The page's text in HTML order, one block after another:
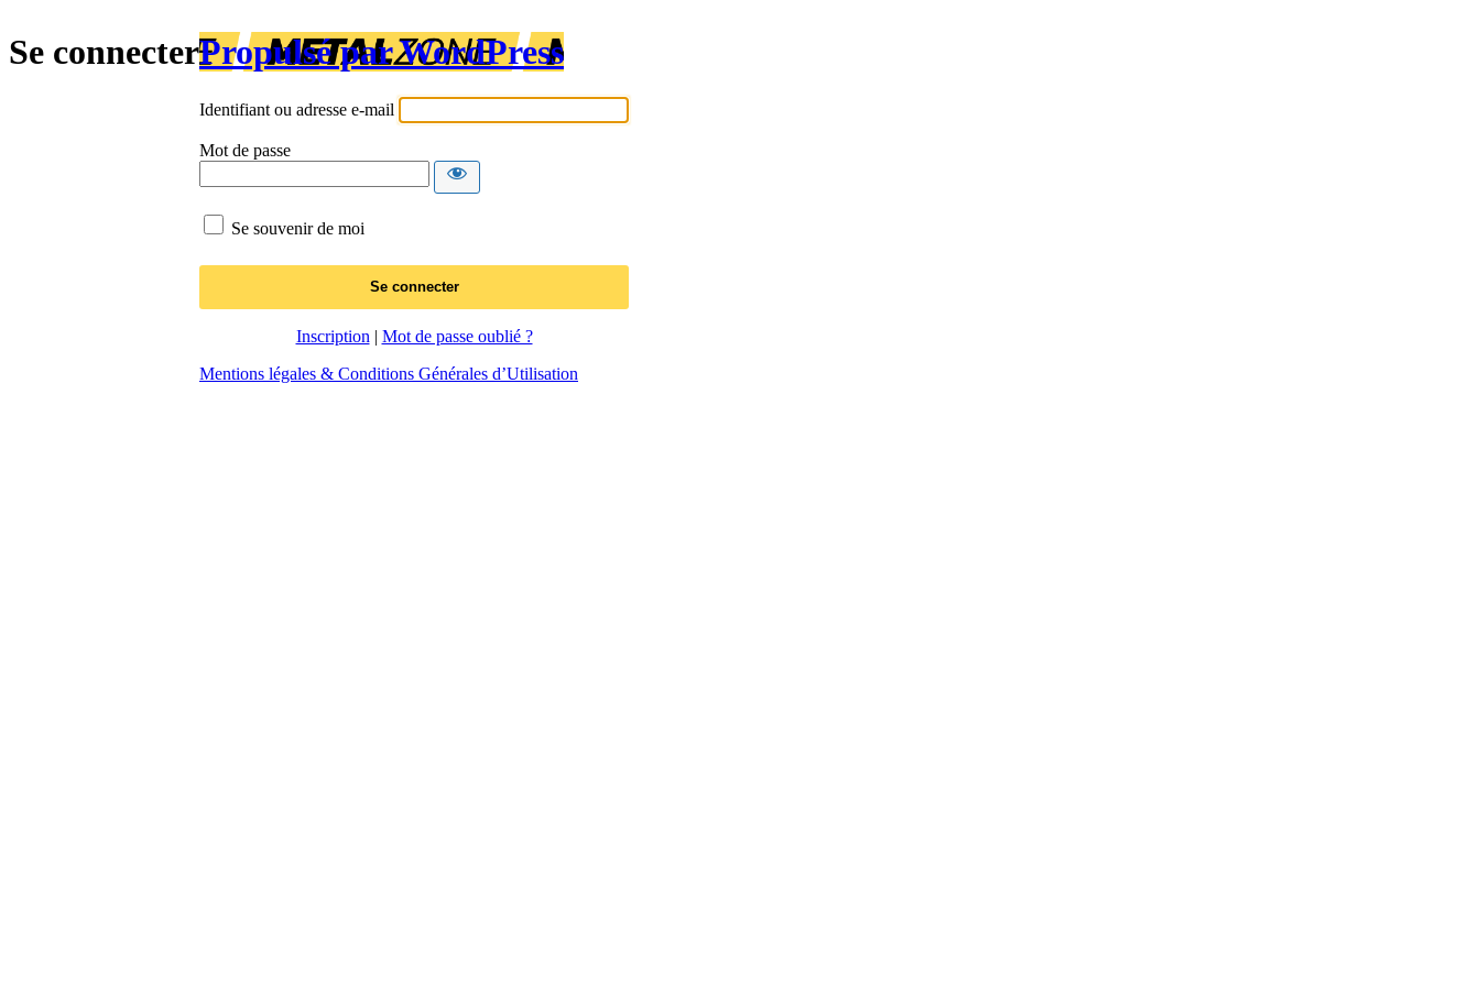
Se connecterPropulsé par WordPress
Identifiant ou adresse e-mail
Mot de passe
Se souvenir de moi
Inscription | Mot de passe oublié ?
Mentions légales & Conditions Générales d’Utilisation